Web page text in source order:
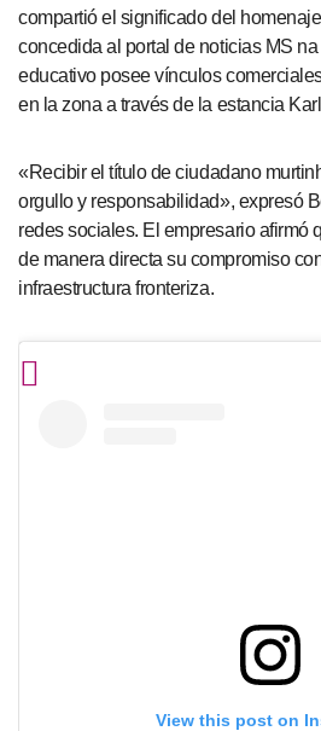
compartió el significado del
concedida al portal de noticias MS
educativo posee vínculos
en la zona a través de la estancia
«Recibir el título de ciudadano
orgullo y responsabilidad», expresó
redes sociales. El empresario afirmó
de manera directa su compromiso
infraestructura fronteriza.
View this post on